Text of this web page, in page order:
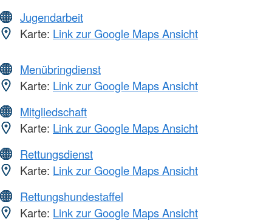
Jugendarbeit
Karte: Link zur Google Maps Ansicht
Menübringdienst
Karte: Link zur Google Maps Ansicht
Mitgliedschaft
Karte: Link zur Google Maps Ansicht
Rettungsdienst
Karte: Link zur Google Maps Ansicht
Rettungshundestaffel
Karte: Link zur Google Maps Ansicht